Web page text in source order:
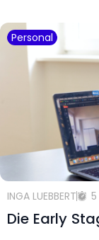
Personal
INGA LUEBBERT
Die Early